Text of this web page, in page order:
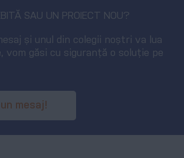
SAU UN PROIECT NOU?
și unul din colegii noștri va lua
vom găsi cu siguranță o soluție pe
mesaj!